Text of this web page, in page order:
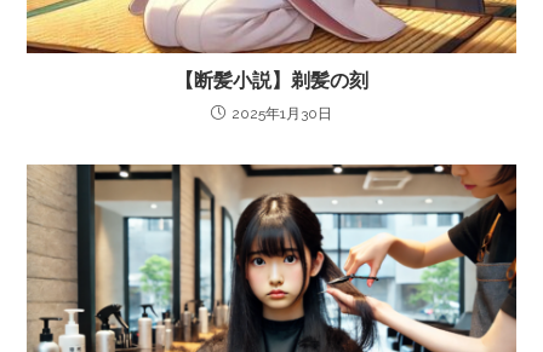
【断髪小説】剃髪の刻
2025年1月30日